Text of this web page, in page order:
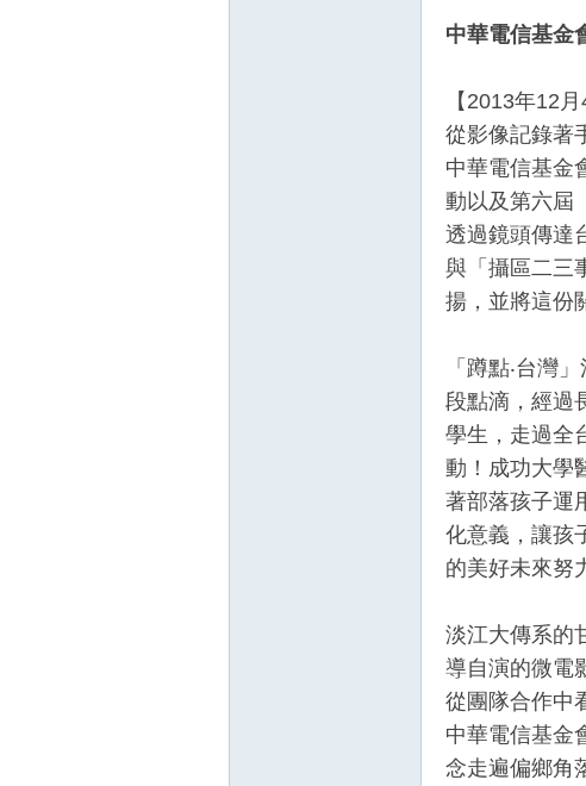
中華電信基金
【2013年12
從影像記錄著
中華電信基金
動以及第六屆
透過鏡頭傳達
與「攝區二三
揚，並將這份
「蹲點‧台灣
段點滴，經過
學生，走過全
動！成功大學
著部落孩子運
化意義，讓孩
的美好未來努
淡江大傳系的
導自演的微電
從團隊合作中
中華電信基金
念走遍偏鄉角